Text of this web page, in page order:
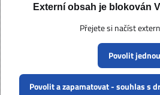
Externí obsah je blokován
Přejete si načíst
Povolit jednou
Povolit a zapamatovat - souhlas s